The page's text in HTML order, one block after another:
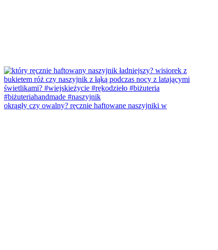
okrągły czy owalny? ręcznie haftowane naszyjniki w